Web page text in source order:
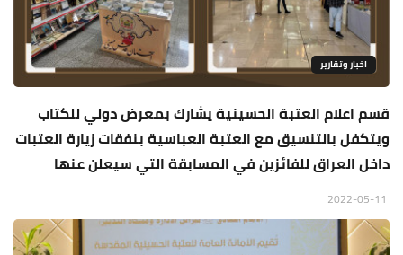
اخبار وتقارير
قسم اعلام العتبة الحسينية يشارك بمعرض دولي للكتاب
ويتكفل بالتنسيق مع العتبة العباسية بنفقات زيارة العتبات
داخل العراق للفائزين في المسابقة التي سيعلن عنها